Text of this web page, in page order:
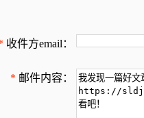
收件方email：
* 邮件内容：